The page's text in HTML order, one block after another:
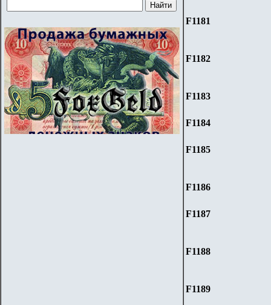
F1181
F1182
F1183
F1184
F1185
F1186
F1187
F1188
F1189